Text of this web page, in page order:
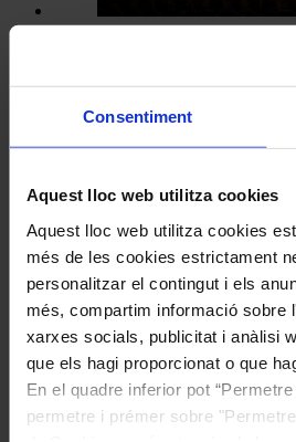
Consentiment
Aquest lloc web utilitza cookies
Aquest lloc web utilitza cookies
més de les cookies estrictament
personalitzar el contingut i els
més, compartim informació sobre
xarxes socials, publicitat i anàlisi
que els hagi proporcionat o que
En el quadre inferior pot
permetre i prémer sobre
Cantoría porta